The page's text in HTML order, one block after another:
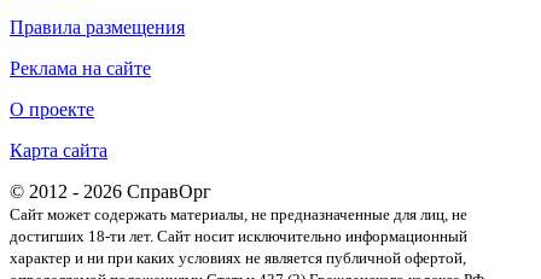
Правила размещения
Реклама на сайте
О проекте
Карта сайта
© 2012 - 2026 СправОрг
Сайт может содержать материалы, не предназначенные для лиц, не
достигших 18-ти лет. Cайт носит исключительно информационный
характер и ни при каких условиях не является публичной офертой,